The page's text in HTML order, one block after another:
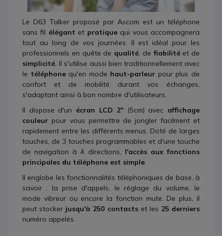
Le D63 Talker proposé par Ascom est un téléphone
sans fil élégant et pratiquequi vous accompagnera
tout au long de vos journées. Il est idéal pour les
professionnels en quête de qualité, de fiabilitéet de
simplicité. Il s'utilise aussi bien traditionnellement avec
le téléphonequ'en mode haut-parleur pour plus de
confort et de mobilité durant vos échanges,
s'adaptant ainsi à bon nombre d'utilisateurs.
Il dispose d'un écran LCD 2'' (5cm) avec affichage
couleur pour vous permettre de jongler facilment et
rapidement entre les différents menus. Doté de larges
touches, de 3 touches programmables et d'une touche
de navigation à 4 directions, l'accès aux fonctions
principales du téléphone est simple.
Il englobe les fonctionnalités téléphoniques de base, à
savoir : la prise d'appels, le réglage du volume, le
mode vibreur ou encore la fonction mute. De plus, il
peut stocker jusqu'à 250 contactset les 25 derniers
numéro appelés.